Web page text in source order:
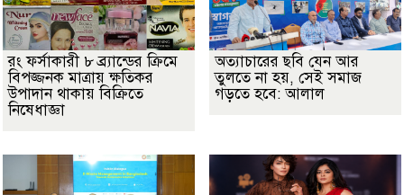
রং ফর্সাকারী ৮ ব্র্যান্ডের ক্রিমে
বিপজ্জনক মাত্রায় ক্ষতিকর
উপাদান থাকায় বিক্রিতে
নিষেধাজ্ঞা
অত্যাচারের ছবি যেন আর
তুলতে না হয়, সেই সমাজ
গড়তে হবে: আলাল